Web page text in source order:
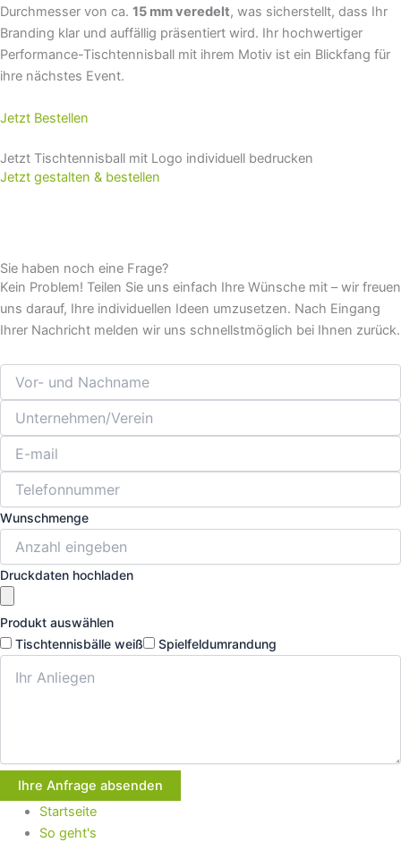
Durchmesser von ca. 15 mm veredelt, was sicherstellt, dass Ihr
Branding klar und auffällig präsentiert wird. Ihr hochwertiger
Performance-Tischtennisball mit ihrem Motiv ist ein Blickfang für
ihre nächstes Event.
Jetzt Bestellen
Jetzt Tischtennisball mit Logo individuell bedrucken
Jetzt gestalten & bestellen
Sie haben noch eine Frage?
Kein Problem! Teilen Sie uns einfach Ihre Wünsche mit – wir freuen
uns darauf, Ihre individuellen Ideen umzusetzen. Nach Eingang
Ihrer Nachricht melden wir uns schnellstmöglich bei Ihnen zurück.
Wunschmenge
Druckdaten hochladen
Produkt auswählen
Tischtennisbälle weiß
Spielfeldumrandung
Ihre Anfrage absenden
Startseite
So geht's